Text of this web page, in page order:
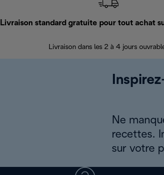
Livraison standard gratuite pour tout achat
Livraison dans les 2 à 4 jours
Ne
recettes.
sur votre